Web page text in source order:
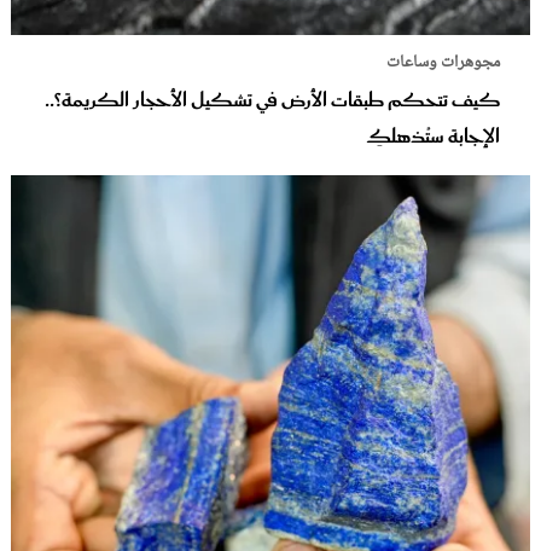
مجوهرات وساعات
كيف تتحكم طبقات الأرض في تشكيل الأحجار الكريمة؟..
الإجابة ستُذهلكِ